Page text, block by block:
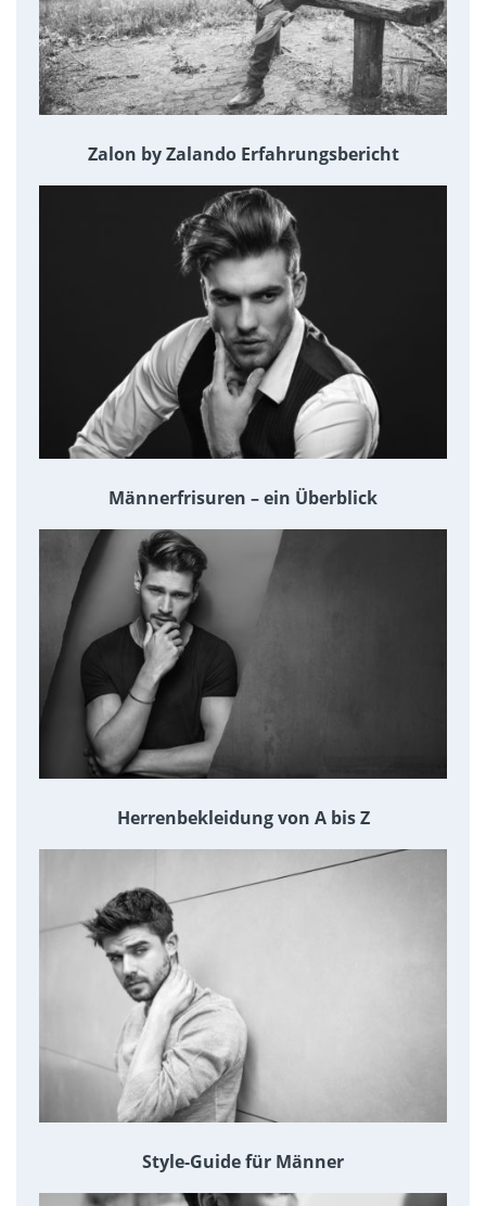
Zalon by Zalando Erfahrungsbericht
Männerfrisuren – ein Überblick
Herrenbekleidung von A bis Z
Style-Guide für Männer